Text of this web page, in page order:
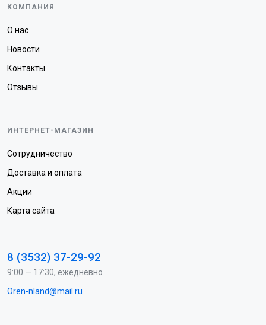
КОМПАНИЯ
О нас
Новости
Контакты
Отзывы
ИНТЕРНЕТ-МАГАЗИН
Сотрудничество
Доставка и оплата
Акции
Карта сайта
8 (3532) 37-29-92
9:00 — 17:30, ежедневно
Oren-nland@mail.ru